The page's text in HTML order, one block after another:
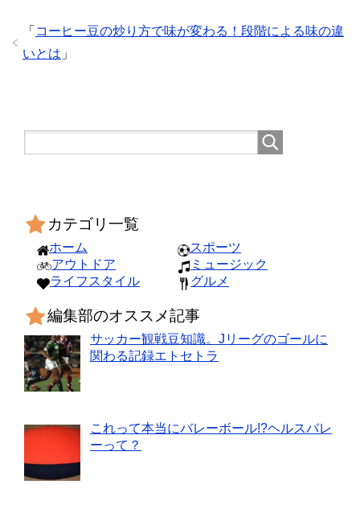
「 コーヒー豆の炒り方で味が変わる！段階による味の違
いとは 」
カテゴリ一覧
ホーム
アウトドア
ライフスタイル
スポーツ
ミュージック
グルメ
編集部のオススメ記事
サッカー観戦豆知識。Jリーグのゴールに
関わる記録エトセトラ
これって本当にバレーボール!?ヘルスバレ
ーって？